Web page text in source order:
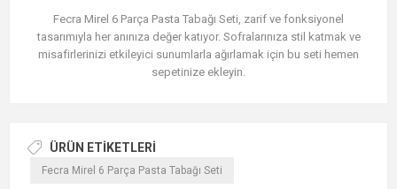
Fecra Mirel 6 Parça Pasta Tabağı Seti, zarif ve fonksiyonel
tasarımıyla her anınıza değer katıyor. Sofralarınıza stil katmak ve
misafirlerinizi etkileyici sunumlarla ağırlamak için bu seti hemen
sepetinize ekleyin.
ÜRÜN ETIKETLERI
Fecra Mirel 6 Parça Pasta Tabağı Seti